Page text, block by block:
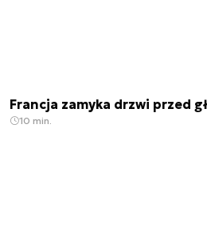
Francja zamyka drzwi przed
10 min.